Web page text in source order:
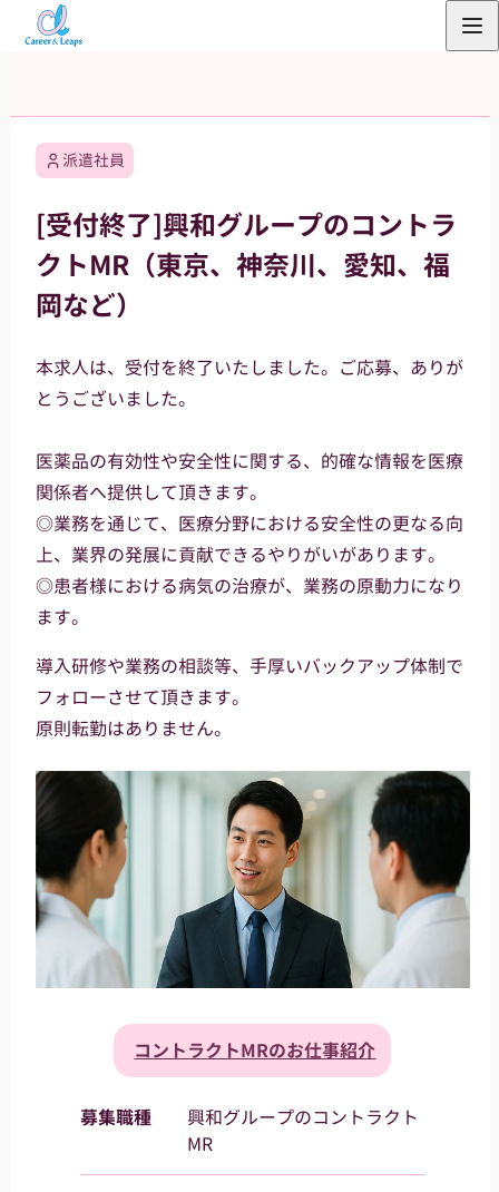
ス
派遣社員
[受付終了]興和グループのコントラ
クトMR（東京、神奈川、愛知、福
岡など）
本求人は、受付を終了いたしました。ご応募、ありが
とうございました。
医薬品の有効性や安全性に関する、的確な情報を医療
関係者へ提供して頂きます。
◎業務を通じて、医療分野における安全性の更なる向
上、業界の発展に貢献できるやりがいがあります。
◎患者様における病気の治療が、業務の原動力になり
ます。
導入研修や業務の相談等、手厚いバックアップ体制で
フォローさせて頂きます。
原則転勤はありません。
コントラクトMRのお仕事紹介
募集職種
興和グループのコントラクト
MR